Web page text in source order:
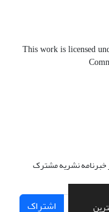
This work is licensed
خبرنامه نشریه مشترک
اشتراک